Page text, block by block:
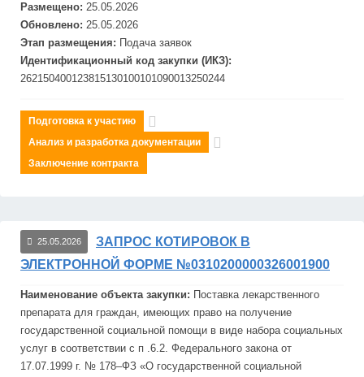
Размещено: 25.05.2026
Обновлено: 25.05.2026
Этап размещения: Подача заявок
Идентификационный код закупки (ИКЗ):
262150400123815130100101090013250244
Подготовка к участию
Анализ и разработка документации
Заключение контракта
25.05.2026
ЗАПРОС КОТИРОВОК В
ЭЛЕКТРОННОЙ ФОРМЕ №0310200000326001900
Наименование объекта закупки: Поставка лекарственного
препарата для граждан, имеющих право на получение
государственной социальной помощи в виде набора социальных
услуг в соответствии с п .6.2. Федерального закона от
17.07.1999 г. № 178–ФЗ «О государственной социальной